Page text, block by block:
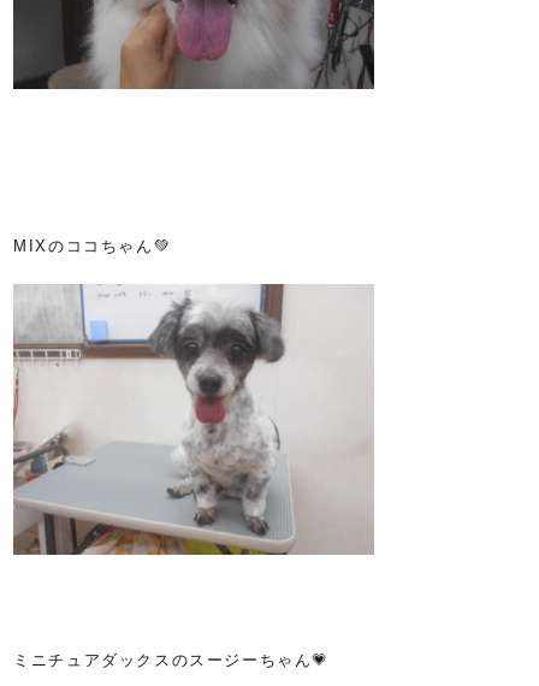
MIXのココちゃん💚
ミニチュアダックスのスージーちゃん💗